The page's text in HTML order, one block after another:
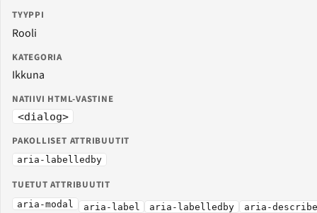
TYYPPI
Rooli
KATEGORIA
Ikkuna
NATIIVI HTML-VASTINE
<dialog>
PAKOLLISET ATTRIBUUTIT
aria-labelledby
TUETUT ATTRIBUUTIT
aria-modal aria-label aria-labelledby aria-